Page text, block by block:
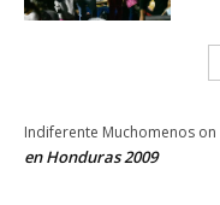
Indiferente Muchomenos on
en Honduras 2009